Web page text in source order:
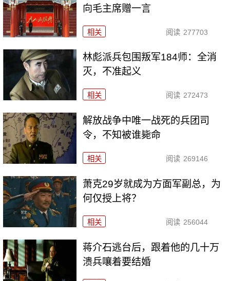
向毛主席赠一言
相关 阅读 277703
林彪派兵包围叛军184师：全消
灭，不准起义
相关 阅读 272473
解放战争中唯一战死的兵团司
令，不知被谁毙命
相关 阅读 269146
萧克29岁就成为方面军副总，为
何仅授上将？
相关 阅读 256044
蒋介石逃台后，跟着他的几十万
溃兵嚷着要结婚